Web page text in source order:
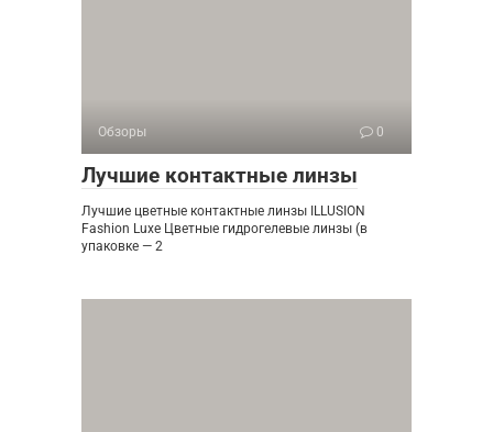
Обзоры 0
Лучшие контактные линзы
Лучшие цветные контактные линзы ILLUSION
Fashion Luxe Цветные гидрогелевые линзы (в
упаковке — 2